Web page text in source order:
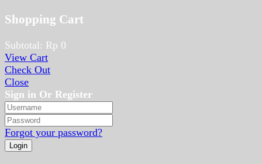
Shopping Cart
Subtotal: Rp 0
View Cart
Check Out
Close
Sign in Or Register
Forgot your password?